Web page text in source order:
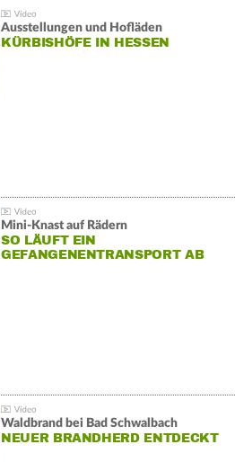
Ausstellungen und Hofläden
KÜRBISHÖFE IN HESSEN
Mini-Knast auf Rädern
SO LÄUFT EIN
GEFANGENENTRANSPORT AB
Waldbrand bei Bad Schwalbach
NEUER BRANDHERD ENTDECKT